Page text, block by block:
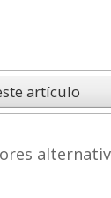
artículo